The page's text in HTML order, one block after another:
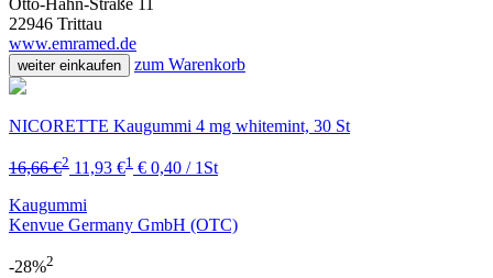
Otto-Hahn-Straße 11
22946 Trittau
www.emramed.de
weiter einkaufen zum Warenkorb
NICORETTE Kaugummi 4 mg whitemint, 30 St
16,66 €2 11,93 €1 € 0,40 / 1St
Kaugummi
Kenvue Germany GmbH (OTC)
-28%2